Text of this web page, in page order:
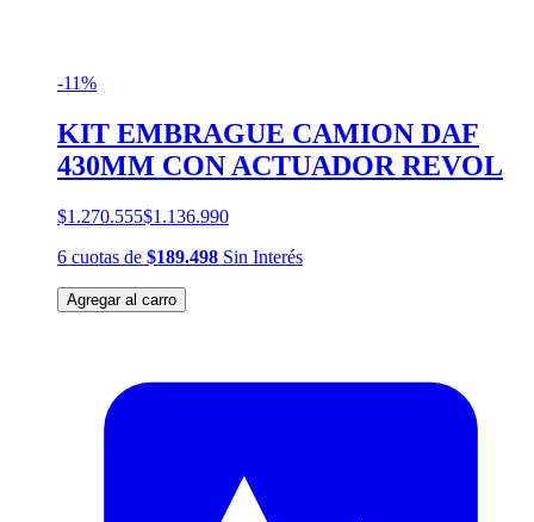
-11%
KIT EMBRAGUE CAMION DAF
430MM CON ACTUADOR REVOL
$1.270.555$1.136.990
6 cuotas de $189.498 Sin Interés
Agregar al carro